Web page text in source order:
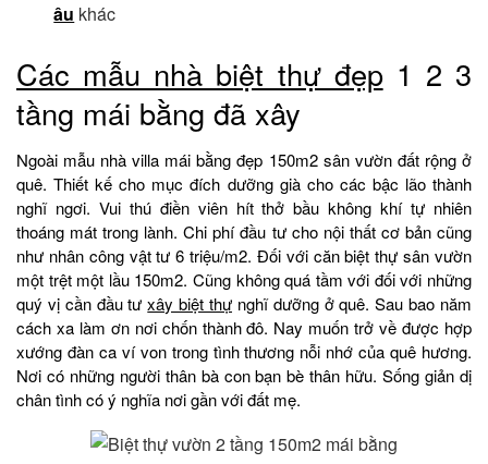
âu khác
Các mẫu nhà biệt thự đẹp1 2 3
tầng mái bằng đã xây
Ngoài mẫu nhà villa mái bằng đẹp 150m2 sân vườn đất rộng ở
quê. Thiết kế cho mục đích dưỡng già cho các bậc lão thành
nghĩ ngơi. Vui thú điền viên hít thở bầu không khí tự nhiên
thoáng mát trong lành. Chi phí đầu tư cho nội thất cơ bản cũng
như nhân công vật tư 6 triệu/m2. Đối với căn biệt thự sân vườn
một trệt một lầu 150m2. Cũng không quá tầm với đối với những
quý vị cần đầu tưxây biệt thự nghĩ dưỡng ở quê. Sau bao năm
cách xa làm ơn nơi chốn thành đô. Nay muốn trở về được hợp
xướng đàn ca ví von trong tình thương nỗi nhớ của quê hương.
Nơi có những người thân bà con bạn bè thân hữu. Sống giản dị
chân tình có ý nghĩa nơi gần với đất mẹ.